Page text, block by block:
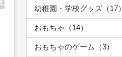
幼稚園・学校グッズ（17）
おもちゃ（14）
おもちゃのゲーム（3）